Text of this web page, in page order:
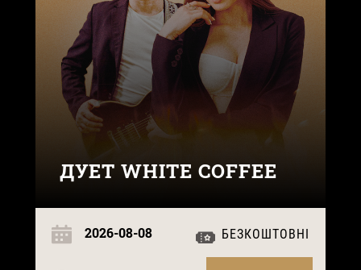
ДУЕТ WHITE COFFEE
2026-08-08 БЕЗКОШТОВНІ